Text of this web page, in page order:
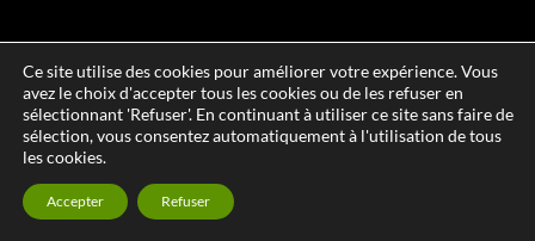
Ce site utilise des cookies pour améliorer votre expérience. Vous
avez le choix d'accepter tous les cookies ou de les refuser en
sélectionnant 'Refuser'. En continuant à utiliser ce site sans faire de
sélection, vous consentez automatiquement à l'utilisation de tous
les cookies.
Accepter Refuser